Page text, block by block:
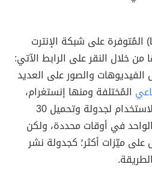
يُمكن استخدام أداة (Later) المُتوفرة على شبكة الإنترت
خلال النقر على الرابط الآتي:
الفيديوهات والصور على العديد
المُختلفة ومنها إنستغرام،
وتُعدّ هذه الأداة مجانية الاستخدام لجدولة وتحميل 30
في أوقات محددة، ولكن
ميّزات أكثر؛ كجدولة نشر